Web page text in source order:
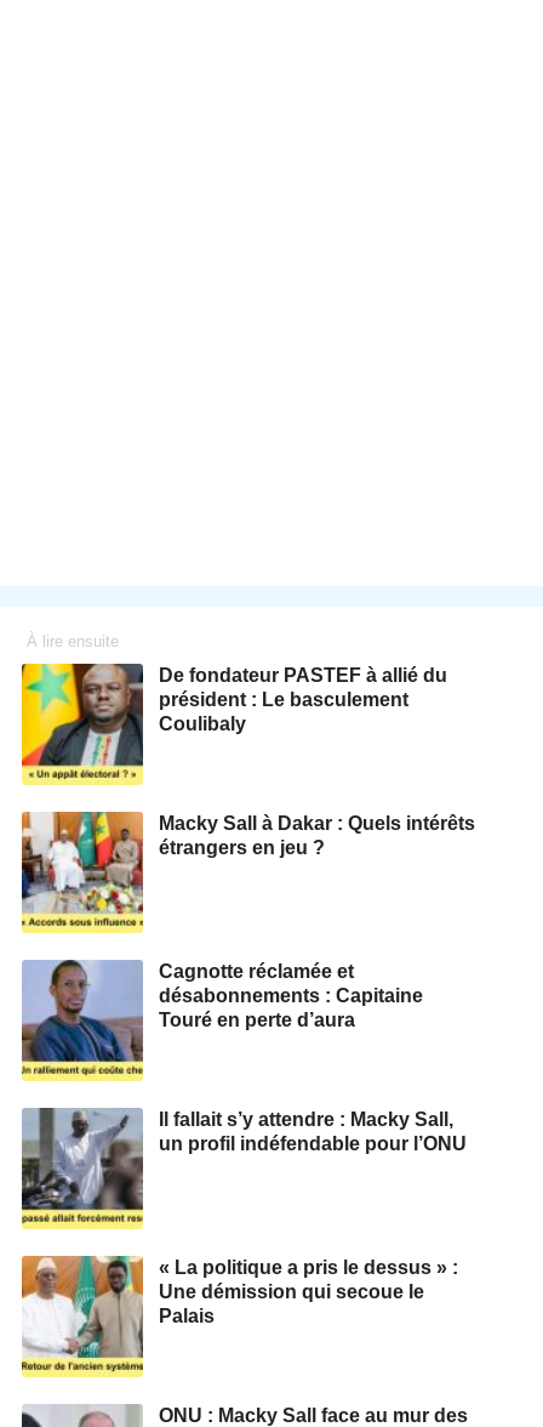
À lire ensuite
De fondateur PASTEF à allié du
président : Le basculement
Coulibaly
Macky Sall à Dakar : Quels intérêts
étrangers en jeu ?
Cagnotte réclamée et
désabonnements : Capitaine
Touré en perte d’aura
Il fallait s’y attendre : Macky Sall,
un profil indéfendable pour l’ONU
« La politique a pris le dessus » :
Une démission qui secoue le
Palais
ONU : Macky Sall face au mur des